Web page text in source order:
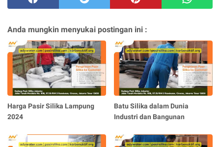
Anda mungkin menyukai postingan ini :
Harga Pasir Silika Lampung
2024
Batu Silika dalam Dunia
Industri dan Bangunan